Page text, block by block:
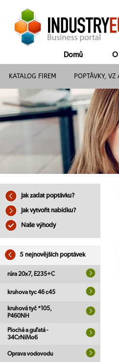
Domů O
KATALOG FIREM POPTÁVKY, VZ
Jak zadat poptávku?
Jak vytvořit nabídku?
Naše výhody
5 nejnovějších poptávek
rúra 20x7, E235+C
kruhova tyc 46 c45
kruhová tyč *105,
P460NH
Plochá a guľatá -
34CrNiMo6
Oprava vodovodu